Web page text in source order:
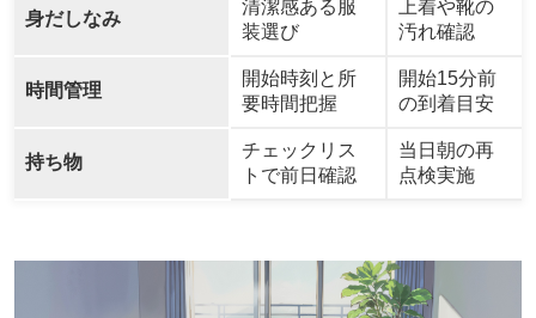
身だしなみ
清潔感ある服
装選び
上着や靴の
汚れ確認
時間管理
開始時刻と所
要時間把握
開始15分前
の到着目安
持ち物
チェックリス
トで前日確認
当日朝の再
点検実施